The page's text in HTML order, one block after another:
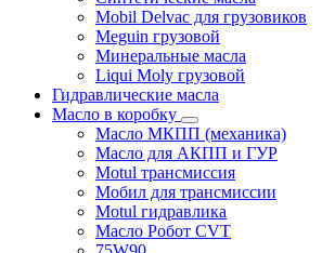
Mobil Delvac для грузовиков
Meguin грузовой
Минеральные масла
Liqui Moly грузовой
Гидравлические масла
Масло в коробку
Масло МКПП (механика)
Масло для АКПП и ГУР
Motul трансмиссия
Мобил для трансмиссии
Motul гидравлика
Масло Робот CVT